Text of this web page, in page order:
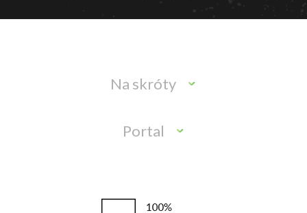
Na skróty
Portal